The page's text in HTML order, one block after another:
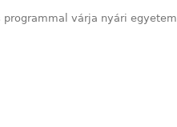
várja nyári